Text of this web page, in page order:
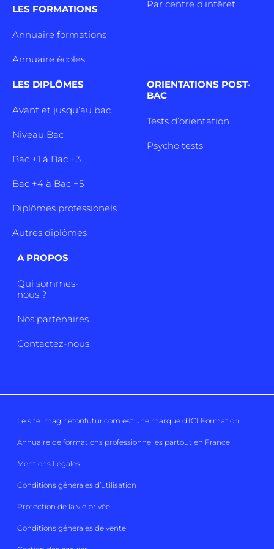
LES FORMATIONS
Annuaire formations
Annuaire écoles
Par centre d’intêret
LES DIPLÔMES
Avant et jusqu’au bac
Niveau Bac
Bac +1 à Bac +3
Bac +4 à Bac +5
Diplômes professionels
Autres diplômes
ORIENTATIONS POST-
BAC
Tests d’orientation
Psycho tests
A PROPOS
Qui sommes-
nous ?
Nos partenaires
Contactez-nous
Le site imaginetonfutur.com est une marque d'ICI Formation.
Annuaire de formations professionnelles partout en France
Mentions Légales
Conditions générales d’utilisation
Protection de la vie privée
Conditions générales de vente